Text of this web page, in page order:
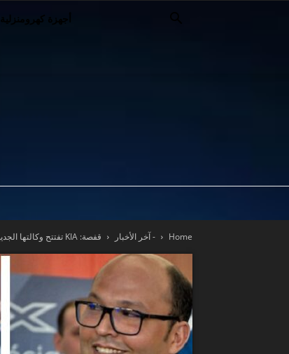
أجهزة كهرومنزلية
Home - آخر الأخبار قفصة: KIA تفتتح وكالتها الجديدة Guetari Shahine Motors